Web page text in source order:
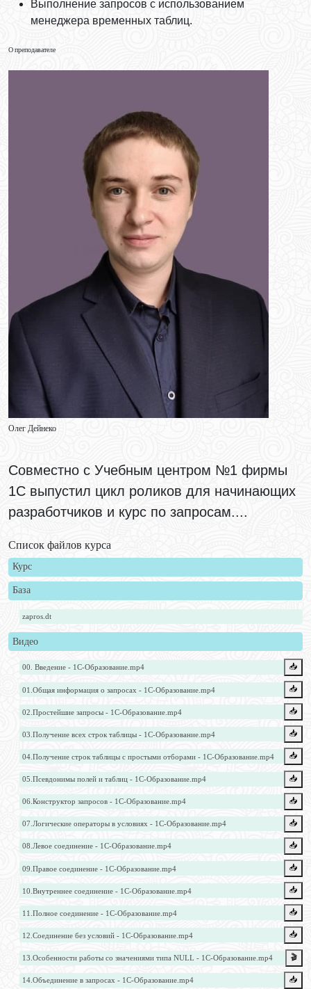
Выполнение запросов с использованием
менеджера временных таблиц.
О преподавателе
Олег Дейнеко
Совместно с Учебным центром №1 фирмы
1С выпустил цикл роликов для начинающих
разработчиков и курс по запросам....
Список файлов курса
Курс
База
zapros.dt
Видео
00. Введение - 1С-Образование.mp4 📥️
01.Общая информация о запросах - 1С-Образование.mp4 📥️
02.Простейшие запросы - 1С-Образование.mp4 📥️
03.Получение всех строк таблицы - 1С-Образование.mp4 📥️
04.Получение строк таблицы с простыми отборами - 1С-Образование.mp4 📥️
05.Псевдонимы полей и таблиц - 1С-Образование.mp4 📥️
06.Конструктор запросов - 1С-Образование.mp4 📥️
07.Логические операторы в условиях - 1С-Образование.mp4 📥️
08.Левое соединение - 1С-Образование.mp4 📥️
09.Правое соединение - 1С-Образование.mp4 📥️
10.Внутреннее соединение - 1С-Образование.mp4 📥️
11.Полное соединение - 1С-Образование.mp4 📥️
12.Соединение без условий - 1С-Образование.mp4 📥️
13.Особенности работы со значениями типа NULL - 1С-Образование.mp4 🎬
14.Объединение в запросах - 1С-Образование.mp4 📥️